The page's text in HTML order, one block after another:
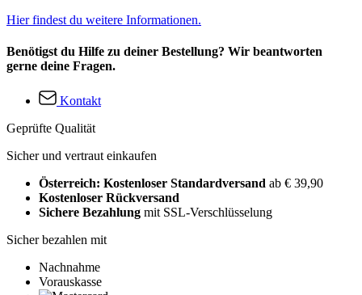
Hier findest du weitere Informationen.
Benötigst du Hilfe zu deiner Bestellung? Wir beantworten
gerne deine Fragen.
Kontakt
Geprüfte Qualität
Sicher und vertraut einkaufen
Österreich: Kostenloser Standardversand ab € 39,90
Kostenloser Rückversand
Sichere Bezahlung mit SSL-Verschlüsselung
Sicher bezahlen mit
Nachnahme
Vorauskasse